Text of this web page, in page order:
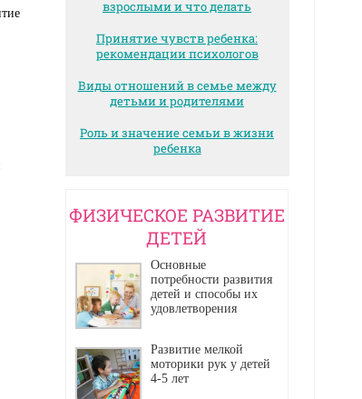
взрослыми и что делать
Принятие чувств ребенка:
рекомендации психологов
Виды отношений в семье между
детьми и родителями
Роль и значение семьи в жизни
ребенка
ФИЗИЧЕСКОЕ РАЗВИТИЕ
ДЕТЕЙ
Основные
потребности развития
детей и способы их
удовлетворения
Развитие мелкой
моторики рук у детей
4-5 лет